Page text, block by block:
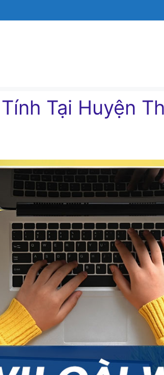
Tại Huyện